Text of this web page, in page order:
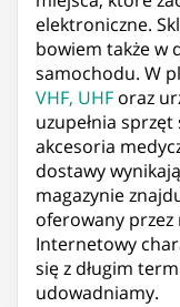
elektroniczne.
bowiem także w
samochodu. W
VHF, UHF oraz
uzupełnia
akcesoria
dostawy
magazynie
oferowany przez
Internetowy
się z długim
udowadniamy.